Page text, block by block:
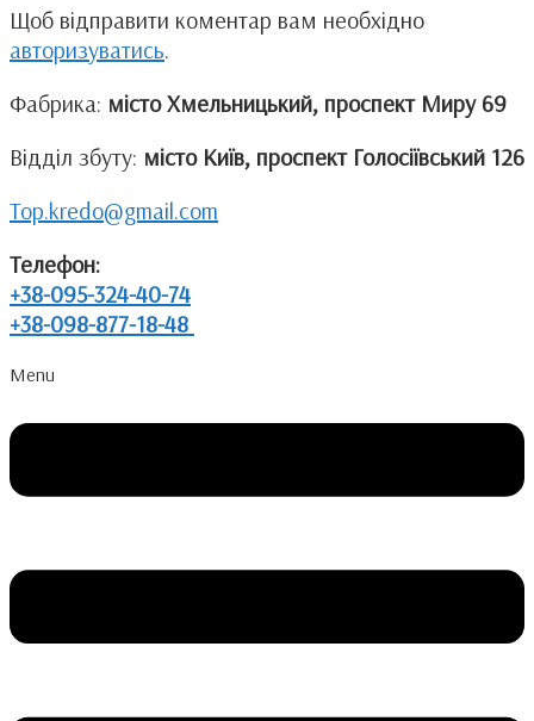
Щоб відправити коментар вам необхідно
авторизуватись.
Фабрика: місто Хмельницький, проспект Миру 69
Відділ збуту: місто Київ, проспект Голосіївський 126
Top.kredo@gmail.com
Телефон:
+38-095-324-40-74
+38-098-877-18-48
Menu